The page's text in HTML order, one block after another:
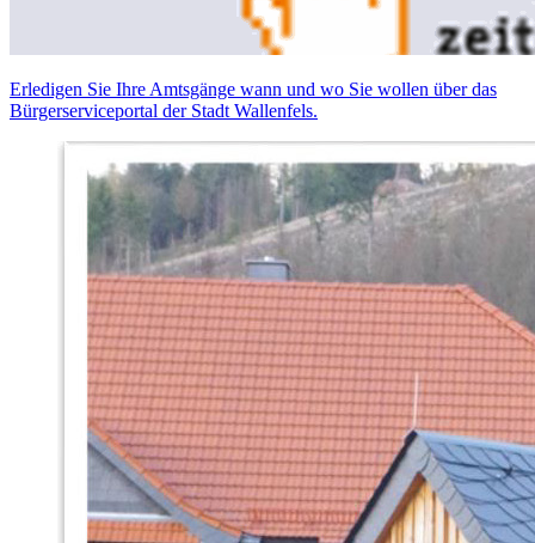
Erledigen Sie Ihre Amtsgänge wann und wo Sie wollen über das
Bürgerserviceportal der Stadt Wallenfels.